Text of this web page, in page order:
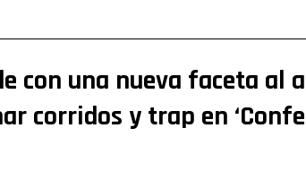
con una nueva faceta al
corridos y trap en